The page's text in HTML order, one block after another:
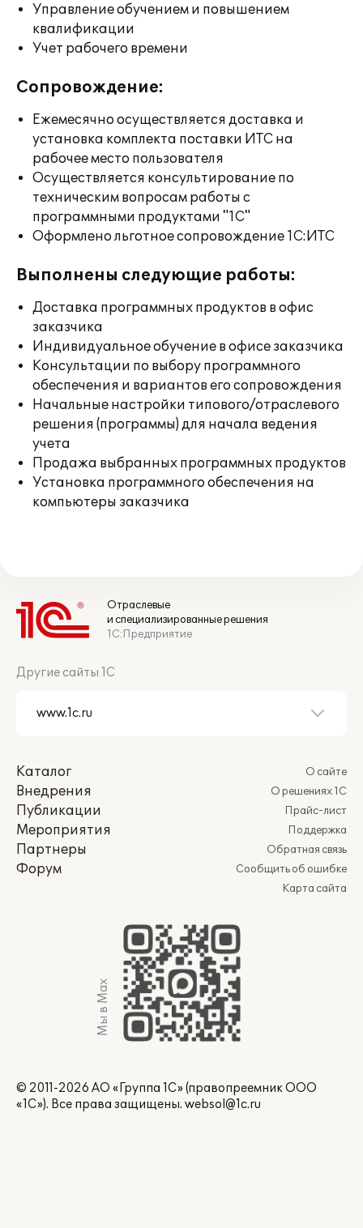
Управление обучением и повышением
квалификации
Учет рабочего времени
Сопровождение:
Ежемесячно осуществляется доставка и
установка комплекта поставки ИТС на
рабочее место пользователя
Осуществляется консультирование по
техническим вопросам работы с
программными продуктами "1С"
Оформлено льготное сопровождение 1С:ИТС
Выполнены следующие работы:
Доставка программных продуктов в офис
заказчика
Индивидуальное обучение в офисе заказчика
Консультации по выбору программного
обеспечения и вариантов его сопровождения
Начальные настройки типового/отраслевого
решения (программы) для начала ведения
учета
Продажа выбранных программных продуктов
Установка программного обеспечения на
компьютеры заказчика
Отраслевые
и специализированные решения
1С:Предприятие
Другие сайты 1С
Каталог
Внедрения
Публикации
Мероприятия
Партнеры
Форум
О сайте
О решениях 1С
Прайс-лист
Поддержка
Обратная связь
Сообщить об ошибке
Карта сайта
Мы в Max
© 2011-2026 АО «Группа 1С» (правопреемник ООО
«1С»). Все права защищены. websol@1c.ru